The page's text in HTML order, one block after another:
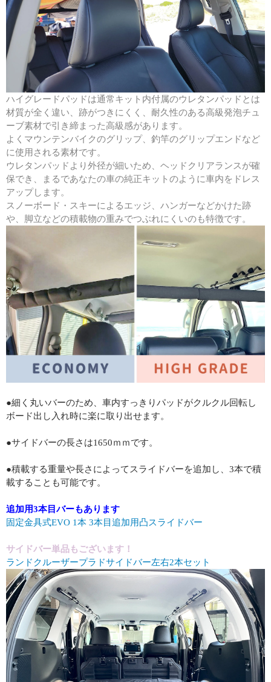
ハイグレードパッドは通常キット内付属のウレタンパッドとは
材質が全く違い、跡がつきにくく、耐久性のある高級発泡チュ
ーブ素材で引き締まった高級感があります。
よくマウンテンバイクのグリップ、釣竿のグリップエンドなど
に使用される素材です。
ウレタンパッドより外径が細いため、ヘッドクリアランスが確
保でき、まるであなたの車の純正キットのように車内をドレス
アップします。
スノーボード・スキーによるエッジ、ハンガーなどかけた跡
や、脚立などの積載物の重みでつぶれにくいのも特徴です。
●細く丸いバーのため、車内すっきりパッドがクルクル回転し
ボード出し入れ時に楽に取り出せます。
●サイドバーの長さは1650ｍｍです。
●積載する重量や長さによってスライドバーを追加し、3本で積
載することも可能です。
追加用3本目バーもあります
固定金具式EVO 1本 3本目追加用凸スライドバー
サイドバー単品もございます！
ランドクルーザープラドサイドバー左右2本セット